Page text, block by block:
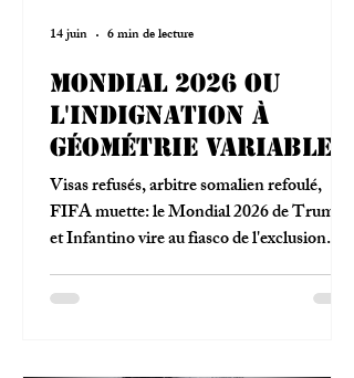
Mondial 2026 ou
l'indignation à
géométrie variable
Visas refusés, arbitre somalien refoulé,
FIFA muette: le Mondial 2026 de Trump
et Infantino vire au fiasco de l'exclusion.
Notre décryptage.
14 juin 6 min de lecture